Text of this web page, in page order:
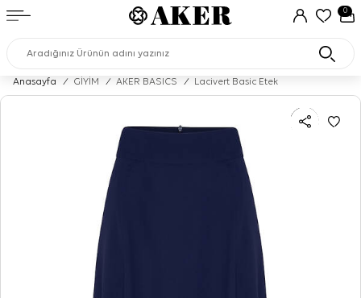
0
Anasayfa / GİYİM / AKER BASICS / Lacivert Basic Etek